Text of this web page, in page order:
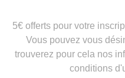
Coloris
En achetant d'occasion :
Economie CO² (en kg)
5€ offerts pour votre
Vous pouvez vous
trouverez pour cela nos
conditions